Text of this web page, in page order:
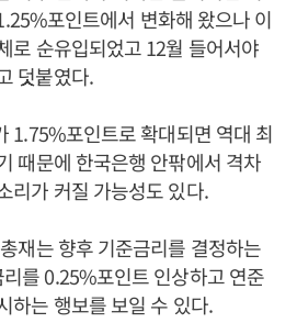
포인트에서 변화해 왔으나 이
로 순유입되었고 12월 들어서야
덧붙였다.
1.75%포인트로 확대되면 역대 최
때문에 한국은행 안팎에서 격차
리가 커질 가능성도 있다.
재는 향후 기준금리를 결정하는
를 0.25%포인트 인상하고 연준
하는 행보를 보일 수 있다.